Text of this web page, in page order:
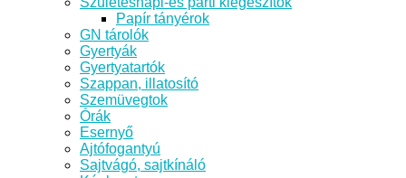
Papír tányérok
GN tárolók
Gyertyák
Gyertyatartók
Szappan, illatosító
Szemüvegtok
Órák
Esernyő
Ajtófogantyú
Sajtvágó, sajtkínáló